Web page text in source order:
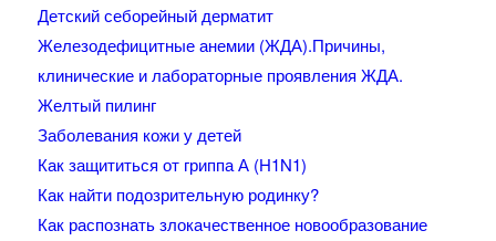
Детский себорейный дерматит
Железодефицитные анемии (ЖДА).Причины,
клинические и лабораторные проявления ЖДА.
Желтый пилинг
Заболевания кожи у детей
Как защититься от гриппа А (H1N1)
Как найти подозрительную родинку?
Как распознать злокачественное новообразование